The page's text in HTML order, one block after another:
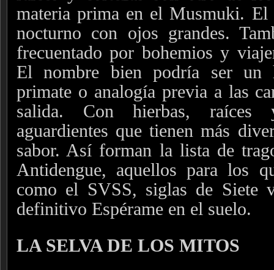
materia prima en el Musmuki. El
nocturno con ojos grandes.
frecuentado por bohemios y
El nombre bien podría ser un
primate o analogía previa a las
salida. Con hierbas, raíces
aguardientes que tienen más
sabor. Así forman la lista de
Antidengue, aquellos para los
como el SVSS, siglas de Siete
definitivo Espérame en el suelo.
LA SELVA DE LOS MITOS